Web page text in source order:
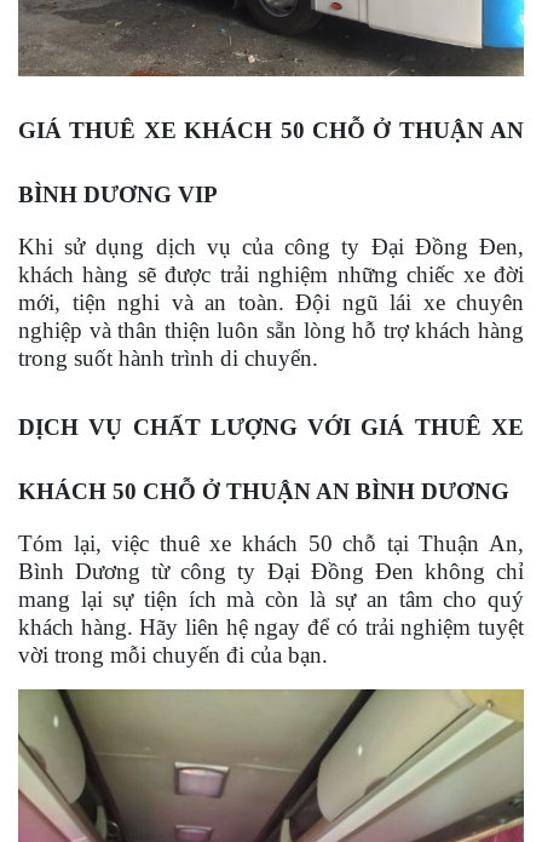
GIÁ THUÊ XE KHÁCH 50 CHỖ Ở THUẬN AN
BÌNH DƯƠNG VIP
Khi sử dụng dịch vụ của công ty Đại Đồng Đen,
khách hàng sẽ được trải nghiệm những chiếc xe đời
mới, tiện nghi và an toàn. Đội ngũ lái xe chuyên
nghiệp và thân thiện luôn sẵn lòng hỗ trợ khách hàng
trong suốt hành trình di chuyển.
DỊCH VỤ CHẤT LƯỢNG VỚI GIÁ THUÊ XE
KHÁCH 50 CHỖ Ở THUẬN AN BÌNH DƯƠNG
Tóm lại, việc thuê xe khách 50 chỗ tại Thuận An,
Bình Dương từ công ty Đại Đồng Đen không chỉ
mang lại sự tiện ích mà còn là sự an tâm cho quý
khách hàng. Hãy liên hệ ngay để có trải nghiệm tuyệt
vời trong mỗi chuyến đi của bạn.